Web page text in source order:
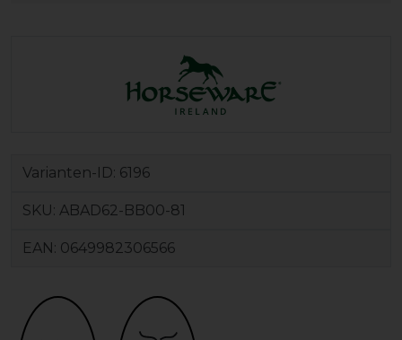
Varianten-ID: 6196
SKU: ABAD62-BB00-81
EAN: 0649982306566